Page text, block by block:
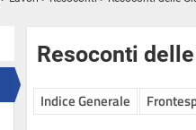
Resoconti
Indice Generale